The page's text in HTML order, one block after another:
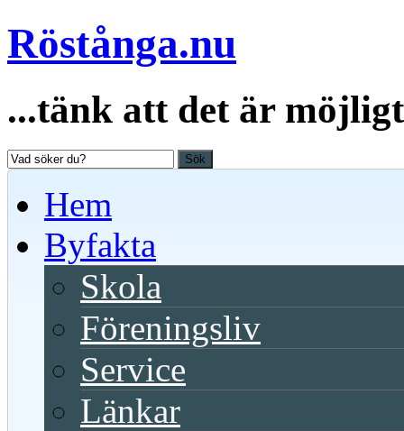
Röstånga.nu
...tänk att det är möjligt
Sök
Hem
Byfakta
Skola
Föreningsliv
Service
Länkar